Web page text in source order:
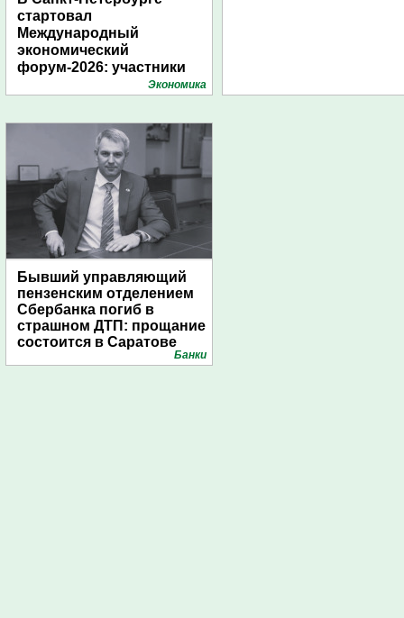
стартовал
Международный
экономический
форум-2026: участники
подготовили креативные
Экономика
Бывший управляющий
пензенским отделением
Сбербанка погиб в
страшном ДТП: прощание
состоится в Саратове
Банки